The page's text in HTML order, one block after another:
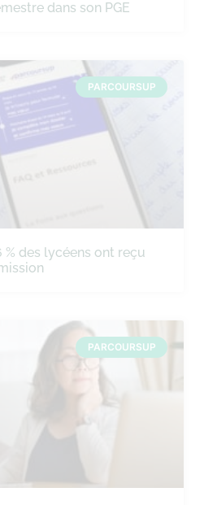
dans son PGE
PARCOURSUP
des lycéens ont reçu
PARCOURSUP